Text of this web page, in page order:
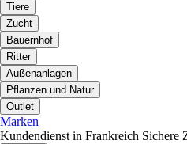
Tiere
Zucht
Bauernhof
Ritter
Außenanlagen
Pflanzen und Natur
Outlet
Marken
Kundendienst in Frankreich Sichere